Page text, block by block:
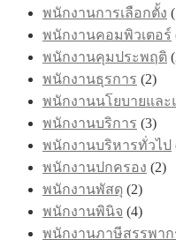
พนักงานการเลือกตั้ง
พนักงานคอมพิวเตอร์
พนักงานคุมประพฤติ
พนักงานธุรการ (2)
พนักงานนโยบายและ
พนักงานบริการ (3)
พนักงานบริหารทั่วไป
พนักงานปกครอง (2)
พนักงานพัสดุ (2)
พนักงานพินิจ (4)
พนักงานภาษีสรรพาก